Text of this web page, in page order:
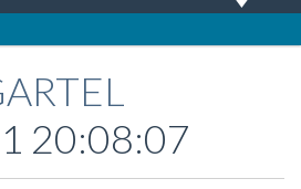
и отдых Транспорт
Гос. учреждения
20:08:07